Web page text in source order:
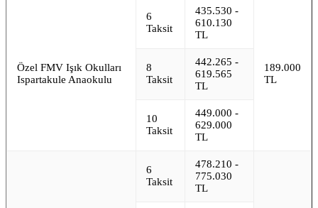
Özel FMV Işık Okulları
Ispartakule Anaokulu
6
Taksit
435.530 -
610.130
TL
189.000
TL
8
Taksit
442.265 -
619.565
TL
10
Taksit
449.000 -
629.000
TL
6
Taksit
478.210 -
775.030
TL